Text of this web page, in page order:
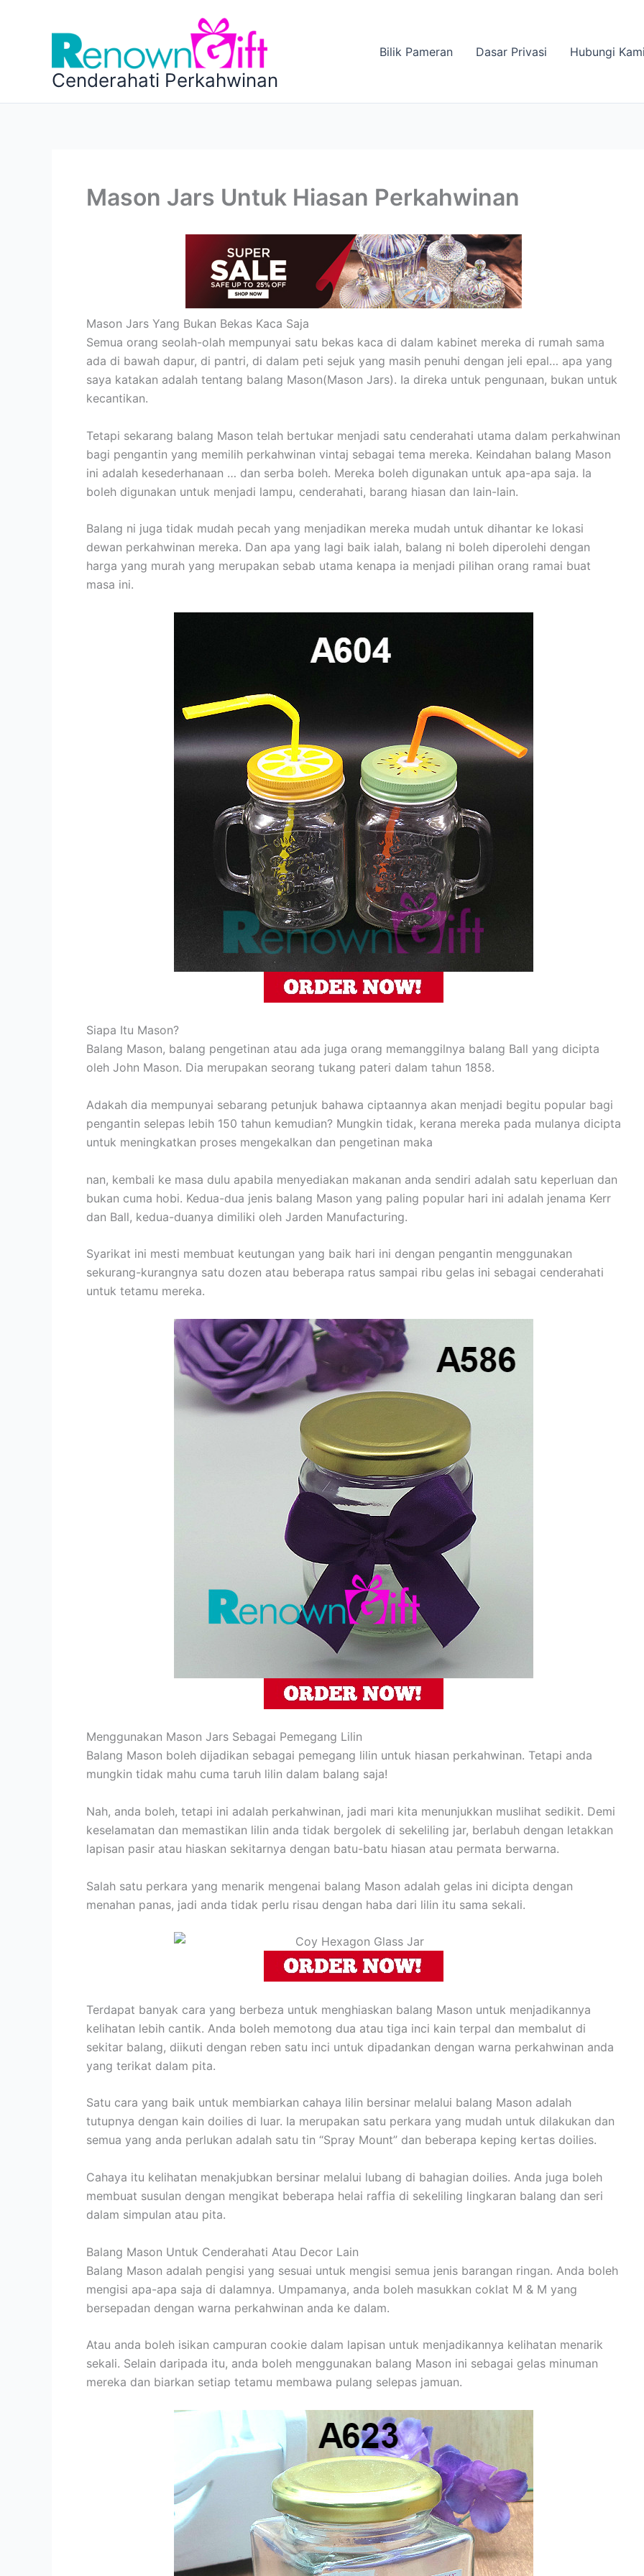
Cenderahati Perkahwinan
Bilik Pameran Dasar Privasi Hubungi Kami
Mason Jars Untuk Hiasan Perkahwinan
Mason Jars Yang Bukan Bekas Kaca Saja
Semua orang seolah-olah mempunyai satu bekas kaca di dalam kabinet mereka di rumah sama
ada di bawah dapur, di pantri, di dalam peti sejuk yang masih penuhi dengan jeli epal… apa yang
saya katakan adalah tentang balang Mason(Mason Jars). Ia direka untuk pengunaan, bukan untuk
kecantikan.
Tetapi sekarang balang Mason telah bertukar menjadi satu cenderahati utama dalam perkahwinan
bagi pengantin yang memilih perkahwinan vintaj sebagai tema mereka. Keindahan balang Mason
ini adalah kesederhanaan … dan serba boleh. Mereka boleh digunakan untuk apa-apa saja. Ia
boleh digunakan untuk menjadi lampu, cenderahati, barang hiasan dan lain-lain.
Balang ni juga tidak mudah pecah yang menjadikan mereka mudah untuk dihantar ke lokasi
dewan perkahwinan mereka. Dan apa yang lagi baik ialah, balang ni boleh diperolehi dengan
harga yang murah yang merupakan sebab utama kenapa ia menjadi pilihan orang ramai buat
masa ini.
Siapa Itu Mason?
Balang Mason, balang pengetinan atau ada juga orang memanggilnya balang Ball yang dicipta
oleh John Mason. Dia merupakan seorang tukang pateri dalam tahun 1858.
Adakah dia mempunyai sebarang petunjuk bahawa ciptaannya akan menjadi begitu popular bagi
pengantin selepas lebih 150 tahun kemudian? Mungkin tidak, kerana mereka pada mulanya dicipta
untuk meningkatkan proses mengekalkan dan pengetinan maka
nan, kembali ke masa dulu apabila menyediakan makanan anda sendiri adalah satu keperluan dan
bukan cuma hobi. Kedua-dua jenis balang Mason yang paling popular hari ini adalah jenama Kerr
dan Ball, kedua-duanya dimiliki oleh Jarden Manufacturing.
Syarikat ini mesti membuat keutungan yang baik hari ini dengan pengantin menggunakan
sekurang-kurangnya satu dozen atau beberapa ratus sampai ribu gelas ini sebagai cenderahati
untuk tetamu mereka.
Menggunakan Mason Jars Sebagai Pemegang Lilin
Balang Mason boleh dijadikan sebagai pemegang lilin untuk hiasan perkahwinan. Tetapi anda
mungkin tidak mahu cuma taruh lilin dalam balang saja!
Nah, anda boleh, tetapi ini adalah perkahwinan, jadi mari kita menunjukkan muslihat sedikit. Demi
keselamatan dan memastikan lilin anda tidak bergolek di sekeliling jar, berlabuh dengan letakkan
lapisan pasir atau hiaskan sekitarnya dengan batu-batu hiasan atau permata berwarna.
Salah satu perkara yang menarik mengenai balang Mason adalah gelas ini dicipta dengan
menahan panas, jadi anda tidak perlu risau dengan haba dari lilin itu sama sekali.
Terdapat banyak cara yang berbeza untuk menghiaskan balang Mason untuk menjadikannya
kelihatan lebih cantik. Anda boleh memotong dua atau tiga inci kain terpal dan membalut di
sekitar balang, diikuti dengan reben satu inci untuk dipadankan dengan warna perkahwinan anda
yang terikat dalam pita.
Satu cara yang baik untuk membiarkan cahaya lilin bersinar melalui balang Mason adalah
tutupnya dengan kain doilies di luar. Ia merupakan satu perkara yang mudah untuk dilakukan dan
semua yang anda perlukan adalah satu tin “Spray Mount” dan beberapa keping kertas doilies.
Cahaya itu kelihatan menakjubkan bersinar melalui lubang di bahagian doilies. Anda juga boleh
membuat susulan dengan mengikat beberapa helai raffia di sekeliling lingkaran balang dan seri
dalam simpulan atau pita.
Balang Mason Untuk Cenderahati Atau Decor Lain
Balang Mason adalah pengisi yang sesuai untuk mengisi semua jenis barangan ringan. Anda boleh
mengisi apa-apa saja di dalamnya. Umpamanya, anda boleh masukkan coklat M & M yang
bersepadan dengan warna perkahwinan anda ke dalam.
Atau anda boleh isikan campuran cookie dalam lapisan untuk menjadikannya kelihatan menarik
sekali. Selain daripada itu, anda boleh menggunakan balang Mason ini sebagai gelas minuman
mereka dan biarkan setiap tetamu membawa pulang selepas jamuan.